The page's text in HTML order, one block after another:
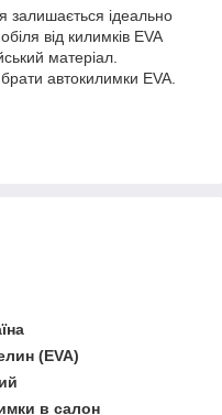
залишається ідеально
від килимків EVA
матеріал.
автокилимки EVA.
(EVA)
в салон